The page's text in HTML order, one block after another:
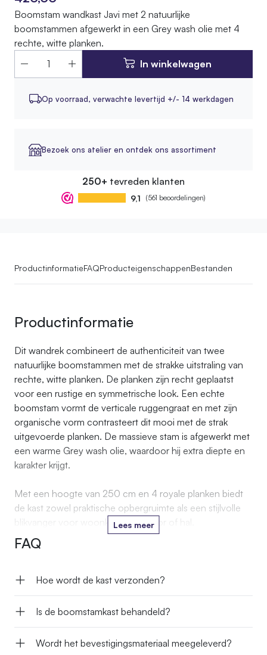
Boomstam wandkast Javi met 2 natuurlijke
boomstammen afgewerkt in een Grey wash olie met 4
rechte, witte planken.
In winkelwagen
Op voorraad, verwachte levertijd +/- 14 werkdagen
Bezoek ons atelier en ontdek ons assortiment
250+ tevreden klanten
9,1 (561 beoordelingen)
ProductinformatieFAQProducteigenschappenBestanden
Productinformatie
Dit wandrek combineert de authenticiteit van twee
natuurlijke boomstammen met de strakke uitstraling van
rechte, witte planken. De planken zijn recht geplaatst
voor een rustige en symmetrische look. Een echte
boomstam vormt de verticale ruggengraat en met zijn
organische vorm contrasteert dit mooi met de strak
uitgevoerde planken. De massieve stam is afgewerkt met
een warme Grey wash olie, waardoor hij extra diepte en
karakter krijgt.
Met een hoogte van 250 cm en 4 royale planken biedt
de kast zowel praktische opbergruimte als een stijlvolle
blikvanger voor woonkamer, kantoor of hal.
Lees meer
FAQ
Hoe wordt de kast verzonden?
Is de boomstamkast behandeld?
Wordt het bevestigingsmateriaal meegeleverd?